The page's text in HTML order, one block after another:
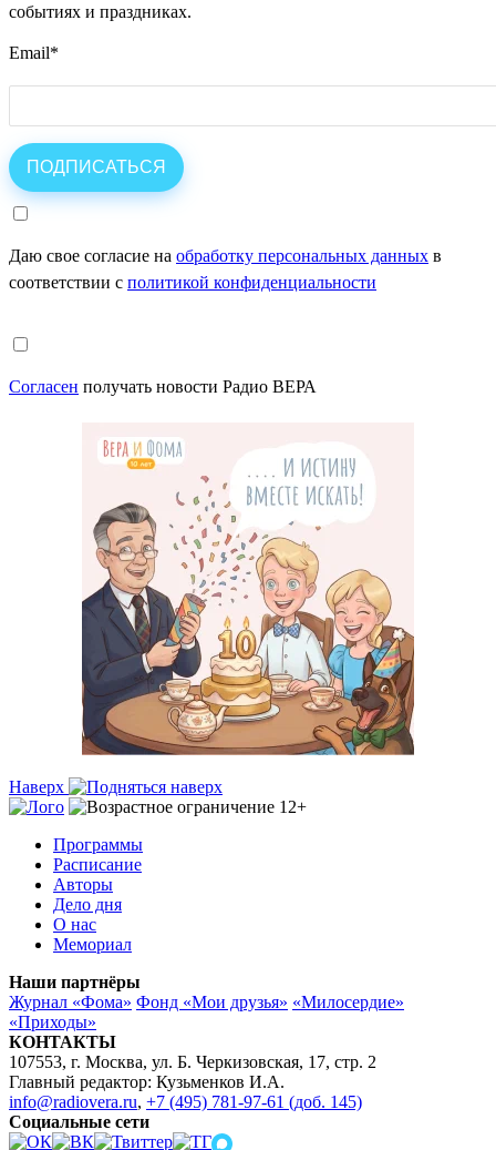
событиях и праздниках.
Email*
Даю свое согласие на обработку персональных данных в
соответствии с политикой конфиденциальности
Согласен получать новости Радио ВЕРА
Наверх
Программы
Расписание
Авторы
Дело дня
О нас
Мемориал
Наши партнёры
Журнал «Фома» Фонд «Мои друзья» «Милосердие»
«Приходы»
КОНТАКТЫ
107553, г. Москва, ул. Б. Черкизовская, 17, стр. 2
Главный редактор: Кузьменков И.А.
info@radiovera.ru, +7 (495) 781-97-61 (доб. 145)
Социальные сети